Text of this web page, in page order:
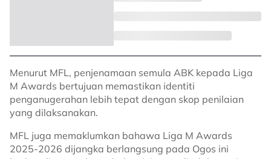
Menurut MFL, penjenamaan semula ABK kepada Liga
M Awards bertujuan memastikan identiti
penganugerahan lebih tepat dengan skop penilaian
yang dilaksanakan.
MFL juga memaklumkan bahawa Liga M Awards
2025-2026 dijangka berlangsung pada Ogos ini